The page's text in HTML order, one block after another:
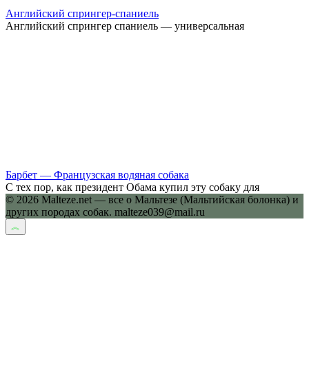
Английский спрингер-спаниель
Английский спрингер спаниель — универсальная
Барбет — Французская водяная собака
С тех пор, как президент Обама купил эту собаку для
© 2026 Malteze.net — все о Мальтезе (Мальтийская болонка) и
других породах собак. malteze039@mail.ru